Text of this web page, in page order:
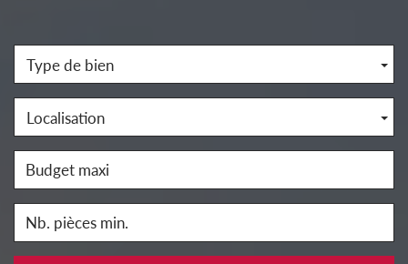
Type de bien
Localisation